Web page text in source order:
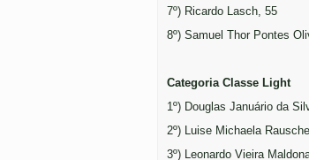
7º) Ricardo Lasch, 55
8º) Samuel Thor Pontes
Categoria Classe Light
1º) Douglas Januário da
2º) Luise Michaela
3º) Leonardo Vieira